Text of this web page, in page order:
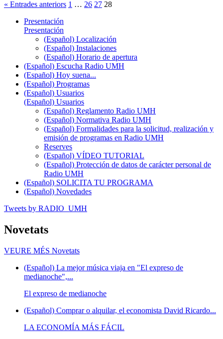
« Entrades anteriors 1 … 26 27 28
Presentación
Presentación
(Español) Localización
(Español) Instalaciones
(Español) Horario de apertura
(Español) Escucha Radio UMH
(Español) Hoy suena...
(Español) Programas
(Español) Usuarios
(Español) Usuarios
(Español) Reglamento Radio UMH
(Español) Normativa Radio UMH
(Español) Formalidades para la solicitud, realización y
emisión de programas en Radio UMH
Reserves
(Español) VÍDEO TUTORIAL
(Español) Protección de datos de carácter personal de
Radio UMH
(Español) SOLICITA TU PROGRAMA
(Español) Novedades
Tweets by RADIO_UMH
Novetats
VEURE MÉS Novetats
(Español) La mejor música viaja en "El expreso de
medianoche",...
El expreso de medianoche
(Español) Comprar o alquilar, el economista David Ricardo...
LA ECONOMÍA MÁS FÁCIL